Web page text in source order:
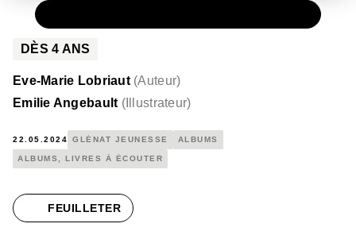
DÈS4 ANS
Eve-Marie Lobriaut (Auteur)
Emilie Angebault (Illustrateur)
22.05.2024 GLÉNAT JEUNESSE ALBUMS
ALBUMS, LIVRES À ÉCOUTER
FEUILLETER